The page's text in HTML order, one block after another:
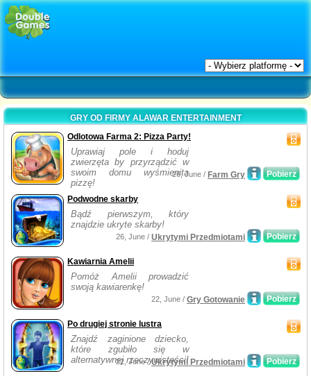
GRY OD FIRMY ALAWAR ENTERTAINMENT
Odlotowa Farma 2: Pizza Party!
Uprawiaj pole i hoduj
zwierzęta by przyrządzić w
swoim domu wyśmienita
pizzę!
Pobierz
26, June / Farm Gry
Podwodne skarby
Bądź pierwszym, który
znajdzie ukryte skarby!
Pobierz
26, June / Ukrytymi Przedmiotami
Kawiarnia Amelii
Pomóż Amelii prowadzić
swoją kawiarenkę!
Pobierz
22, June / Gry Gotowanie
Po drugiej stronie lustra
Znajdź zaginione dziecko,
które zgubiło się w
alternatywnej rzeczywistości!
Pobierz
22, June /Ukrytymi Przedmiotami